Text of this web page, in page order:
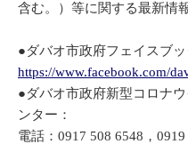
含む。）等に関する最新情
●ダバオ市政府フェイスブッ
https://www.facebook.com/
●ダバオ市政府新型コロナ
ンター：
電話：0917 508 6548，0919